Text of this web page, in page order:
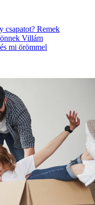
csapatot? Remek
Villám
mi örömmel